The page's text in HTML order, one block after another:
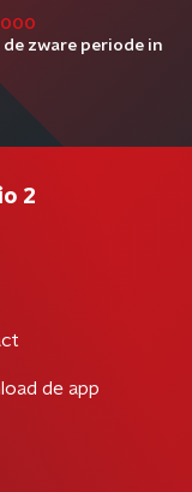
zware periode in
2
de app